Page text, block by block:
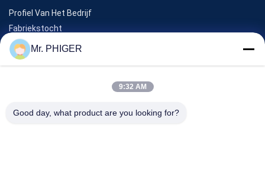
Profiel Van Het Bedrijf
Fabriekstocht
Kwaliteitscontrole
Sitemap
Evenementen
Mr. PHIGER
9:32 AM
Good day, what product are you looking for?